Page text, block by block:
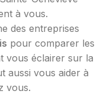
à vous.
des entreprises
pour comparer les
vous éclairer sur la
aussi vous aider à
vous.